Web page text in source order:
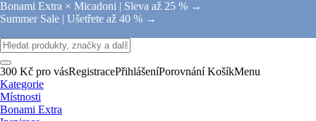
Bonami Extra × Micadoni | Sleva až 25 % →
Summer Sale | Ušetřete až 40 % →
300 Kč pro vásRegistracePřihlášeníPorovnání KošíkMenu
Kategorie
Místnosti
Bonami Extra